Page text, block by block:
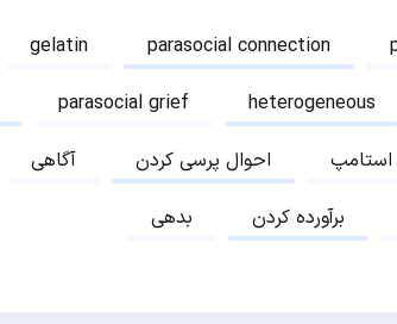
gelatin parasocial connection
parasocial grief heterogeneous
آگاهی احوال پرسی کردن استامپ
بدهی
برآورده کردن